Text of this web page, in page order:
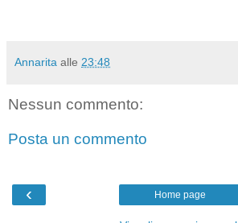
Annarita alle 23:48
Nessun commento:
Posta un commento
‹ Home page